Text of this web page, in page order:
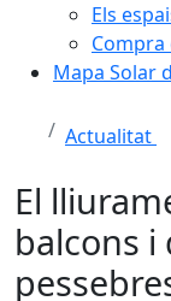
Els
Mapa Solar
Actualitat
El
balcons